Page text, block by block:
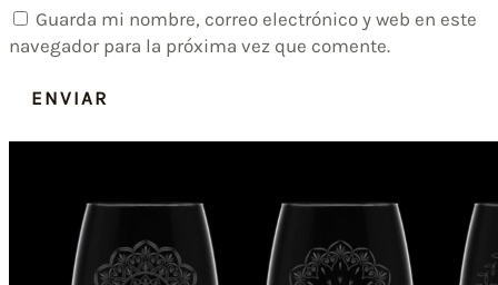
Guarda mi nombre, correo electrónico y web en este
navegador para la próxima vez que comente.